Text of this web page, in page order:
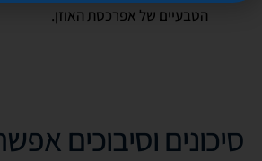
הטבעיים של אפרכסת האוזן.
סיכונים וסיבוכים